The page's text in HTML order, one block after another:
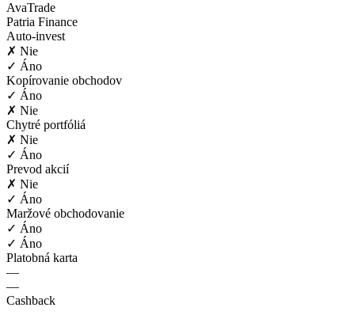
AvaTrade
Patria Finance
Auto-invest
✗ Nie
✓ Áno
Kopírovanie obchodov
✓ Áno
✗ Nie
Chytré portfóliá
✗ Nie
✓ Áno
Prevod akcií
✗ Nie
✓ Áno
Maržové obchodovanie
✓ Áno
✓ Áno
Platobná karta
—
—
Cashback